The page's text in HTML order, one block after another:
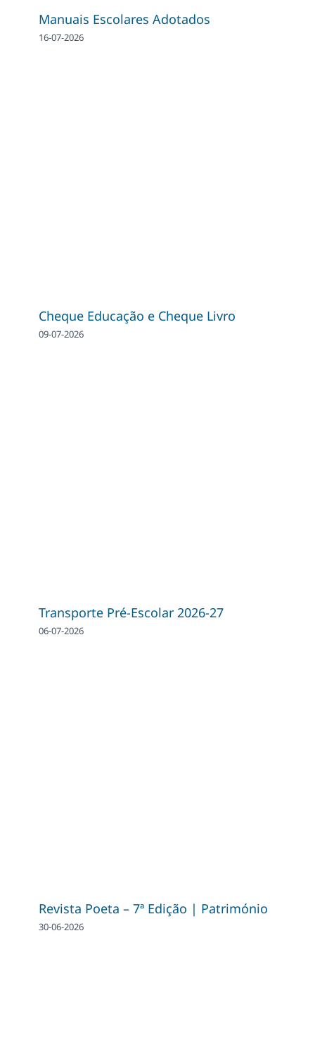
Manuais Escolares Adotados
16-07-2026
Cheque Educação e Cheque Livro
09-07-2026
Transporte Pré-Escolar 2026-27
06-07-2026
Revista Poeta – 7ª Edição | Património
30-06-2026